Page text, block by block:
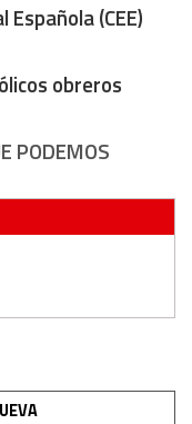
(CEE)
obreros
PODEMOS